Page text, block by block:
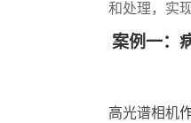
和处理，实
案例一：
高光谱相机